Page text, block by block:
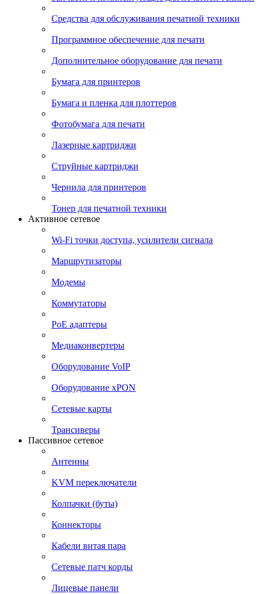
Средства для обслуживания печатной техники
Программное обеспечение для печати
Дополнительное оборудование для печати
Бумага для принтеров
Бумага и пленка для плоттеров
Фотобумага для печати
Лазерные картриджи
Струйные картриджи
Чернила для принтеров
Тонер для печатной техники
Активное сетевое
Wi-Fi точки доступа, усилители сигнала
Маршрутизаторы
Модемы
Коммутаторы
PoE адаптеры
Медиаконвертеры
Оборудование VoIP
Оборудование xPON
Сетевые карты
Трансиверы
Пассивное сетевое
Антенны
KVM переключатели
Колпачки (буты)
Коннекторы
Кабели витая пара
Сетевые патч корды
Лицевые панели